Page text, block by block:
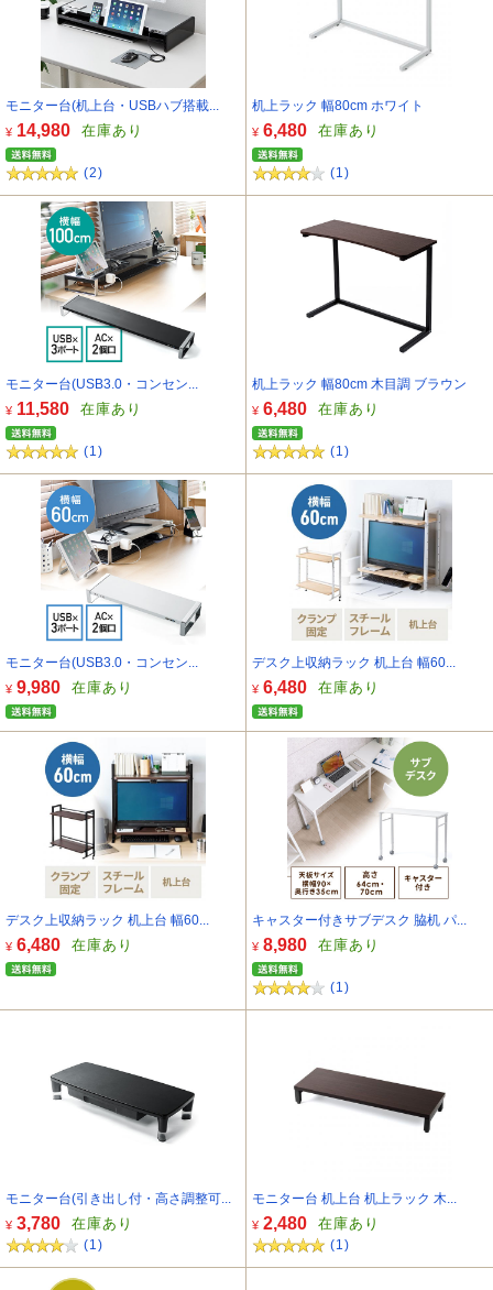
モニター台(机上台・USBハブ搭載...
¥ 14,980 在庫あり
(2)
机上ラック 幅80cm ホワイト
¥ 6,480 在庫あり
(1)
モニター台(USB3.0・コンセン...
¥ 11,580 在庫あり
(1)
机上ラック 幅80cm 木目調 ブラウン
¥ 6,480 在庫あり
(1)
モニター台(USB3.0・コンセン...
¥ 9,980 在庫あり
デスク上収納ラック 机上台 幅60...
¥ 6,480 在庫あり
デスク上収納ラック 机上台 幅60...
¥ 6,480 在庫あり
キャスター付きサブデスク 脇机 パ...
¥ 8,980 在庫あり
(1)
モニター台(引き出し付・高さ調整可...
¥ 3,780 在庫あり
(1)
モニター台 机上台 机上ラック 木...
¥ 2,480 在庫あり
(1)